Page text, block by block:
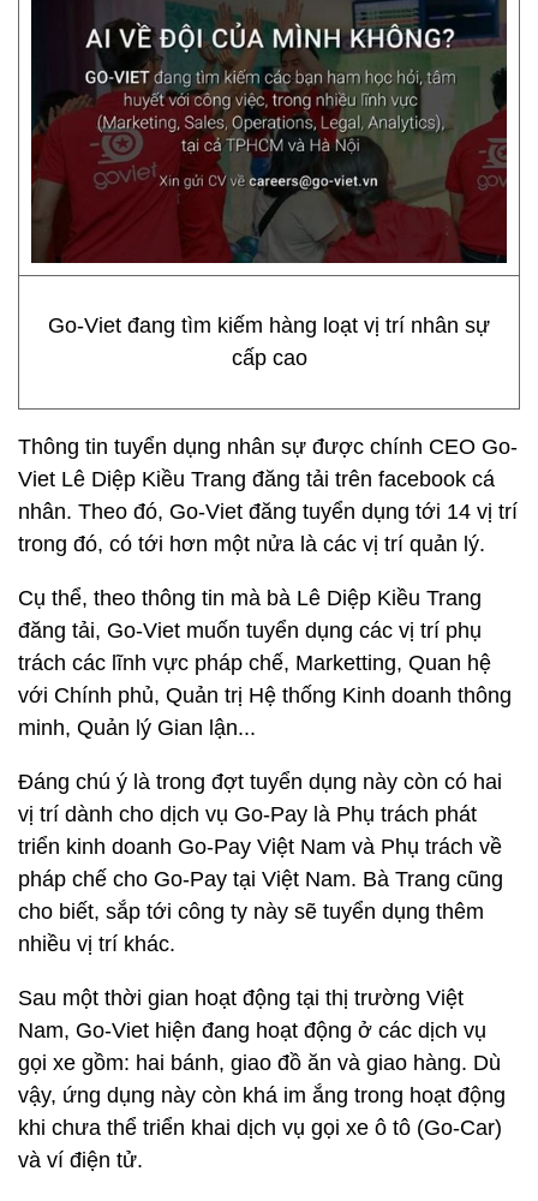
Go-Viet đang tìm kiếm hàng loạt vị trí nhân sự
cấp cao
Thông tin tuyển dụng nhân sự được chính CEO Go-
Viet Lê Diệp Kiều Trang đăng tải trên facebook cá
nhân. Theo đó, Go-Viet đăng tuyển dụng tới 14 vị trí
trong đó, có tới hơn một nửa là các vị trí quản lý.
Cụ thể, theo thông tin mà bà Lê Diệp Kiều Trang
đăng tải, Go-Viet muốn tuyển dụng các vị trí phụ
trách các lĩnh vực pháp chế, Marketting, Quan hệ
với Chính phủ, Quản trị Hệ thống Kinh doanh thông
minh, Quản lý Gian lận...
Đáng chú ý là trong đợt tuyển dụng này còn có hai
vị trí dành cho dịch vụ Go-Pay là Phụ trách phát
triển kinh doanh Go-Pay Việt Nam và Phụ trách về
pháp chế cho Go-Pay tại Việt Nam. Bà Trang cũng
cho biết, sắp tới công ty này sẽ tuyển dụng thêm
nhiều vị trí khác.
Sau một thời gian hoạt động tại thị trường Việt
Nam, Go-Viet hiện đang hoạt động ở các dịch vụ
gọi xe gồm: hai bánh, giao đồ ăn và giao hàng. Dù
vậy, ứng dụng này còn khá im ắng trong hoạt động
khi chưa thể triển khai dịch vụ gọi xe ô tô (Go-Car)
và ví điện tử.